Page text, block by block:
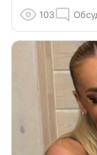
103